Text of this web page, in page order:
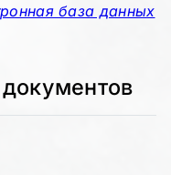
база данных